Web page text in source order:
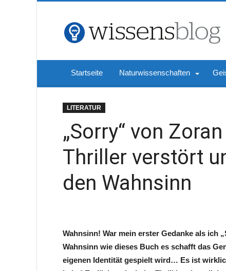
Startseite Naturwissenschaften
LITERATUR
„Sorry“ von
Thriller verstört
den Wahnsinn
Wahnsinn! War mein erster Gedanke als ich
Wahnsinn wie dieses Buch es schafft das
eigenen Identität gespielt wird… Es ist